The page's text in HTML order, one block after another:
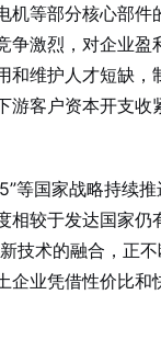
机等部分核心部
争激烈，对企业盈
和维护人才短缺，
游客户资本开支收
等国家战略持续
相较于发达国家仍
技术的融合，正
企业凭借性价比